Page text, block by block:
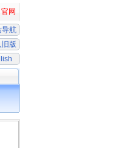
网
导航
旧版